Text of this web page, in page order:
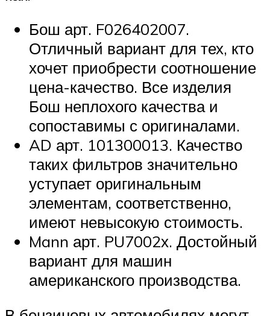
Бош арт. F026402007.
Отличный вариант для тех, кто
хочет приобрести соотношение
цена-качество. Все изделия
Бош неплохого качества и
сопоставимы с оригиналами.
AD арт. 101300013. Качество
таких фильтров значительно
уступает оригинальным
элементам, соответственно,
имеют невысокую стоимость.
Mann арт. PU7002х. Достойный
вариант для машин
американского производства.